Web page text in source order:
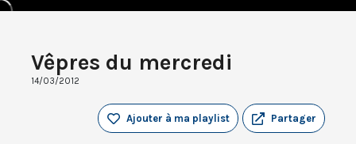
Vêpres du mercredi
14/03/2012
Partager
Ajouter à ma playlist